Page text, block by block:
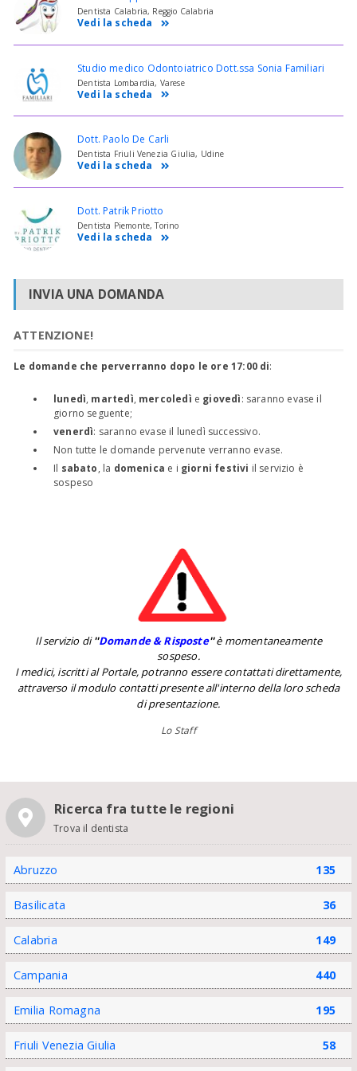
Dentista Calabria, Reggio Calabria
Vedi la scheda
Studio medico Odontoiatrico Dott.ssa Sonia Familiari
Dentista Lombardia, Varese
Vedi la scheda
Dott. Paolo De Carli
Dentista Friuli Venezia Giulia, Udine
Vedi la scheda
Dott. Patrik Priotto
Dentista Piemonte, Torino
Vedi la scheda
INVIA UNA DOMANDA
ATTENZIONE!
Le domande che perverranno dopo le ore 17:00 di:
lunedì, martedì, mercoledì e giovedì: saranno evase il
giorno seguente;
venerdì: saranno evase il lunedì successivo.
Non tutte le domande pervenute verranno evase.
Il sabato, la domenica e i giorni festivi il servizio è
sospeso
Il servizio di''Domande & Risposte''è momentaneamente
sospeso.
I medici, iscritti al Portale, potranno essere contattati direttamente,
attraverso il modulo contatti presente all'interno della loro scheda
di presentazione.
Lo Staff
Ricerca fra tutte le regioni
Trova il dentista
Abruzzo 135
Basilicata 36
Calabria 149
Campania 440
Emilia Romagna 195
Friuli Venezia Giulia 58